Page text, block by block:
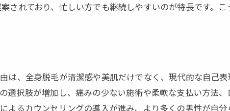
されており、忙しい方でも継続しやすいのが特長です。
は、全身脱毛が清潔感や美肌だけでなく、現代的な自己
選択肢が増加し、痛みの少ない施術や柔軟な支払い方法
よるカウンセリングの導入が進み、より多くの男性が自